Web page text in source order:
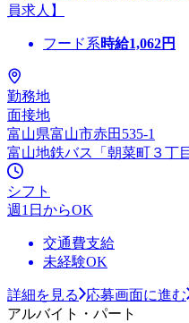
員求人】
フード系時給1,062円
勤務地
面接地
富山県富山市赤田535-1
富山地鉄バス「朝菜町３丁
シフト
週1日からOK
交通費支給
未経験OK
詳細を見る
応募画面に進む
アルバイト・パート